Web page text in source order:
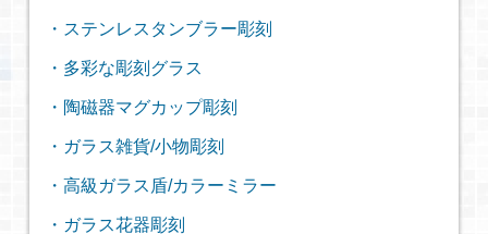
・ステンレスタンブラー彫刻
・多彩な彫刻グラス
・陶磁器マグカップ彫刻
・ガラス雑貨/小物彫刻
・高級ガラス盾/カラーミラー
・ガラス花器彫刻